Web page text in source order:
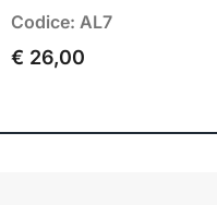
Codice: AL7
€ 26,00